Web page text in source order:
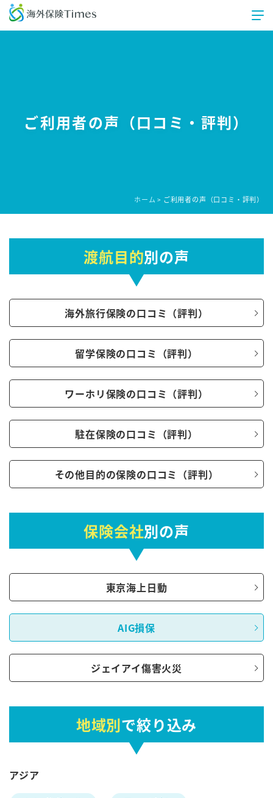
ご利用者の声（口コミ・評判）
ホーム > ご利用者の声（口コミ・評判）
渡航目的別の声
海外旅行保険の口コミ（評判）
留学保険の口コミ（評判）
ワーホリ保険の口コミ（評判）
駐在保険の口コミ（評判）
その他目的の保険の口コミ（評判）
保険会社別の声
東京海上日動
AIG損保
ジェイアイ傷害火災
地域別で絞り込み
アジア